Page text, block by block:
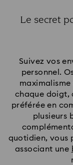
Le secret
Suivez vos
personnel.
chaque doigt,
préférée en
plusieurs
quotidien, vous
associant une